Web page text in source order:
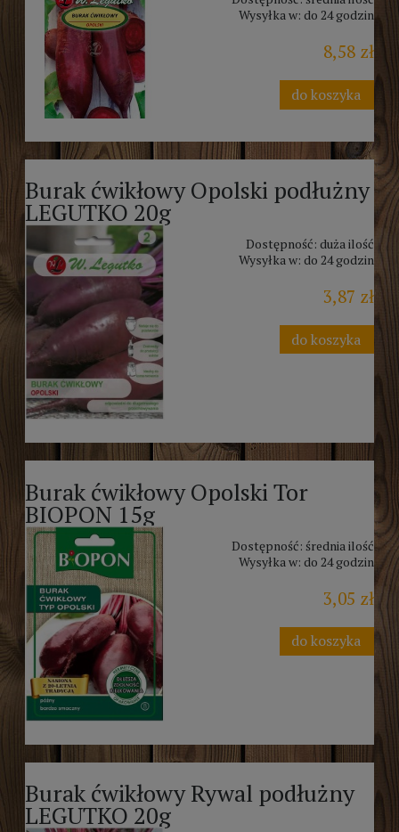
Wysyłka w: do 24 godzin
8,58 zł
do koszyka
Burak ćwikłowy Opolski podłużny
LEGUTKO 20g
Dostępność: duża ilość
Wysyłka w: do 24 godzin
3,87 zł
do koszyka
Burak ćwikłowy Opolski Tor
BIOPON 15g
Dostępność: średnia ilość
Wysyłka w: do 24 godzin
3,05 zł
do koszyka
Burak ćwikłowy Rywal podłużny
LEGUTKO 20g